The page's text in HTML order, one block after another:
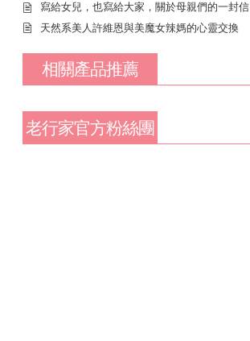
寫給女兒，也寫給大家，關於母親們的一封信
天然系美人許維恩與美魔女辣媽的心靈交換
相關產品推薦
老行家官方粉絲團